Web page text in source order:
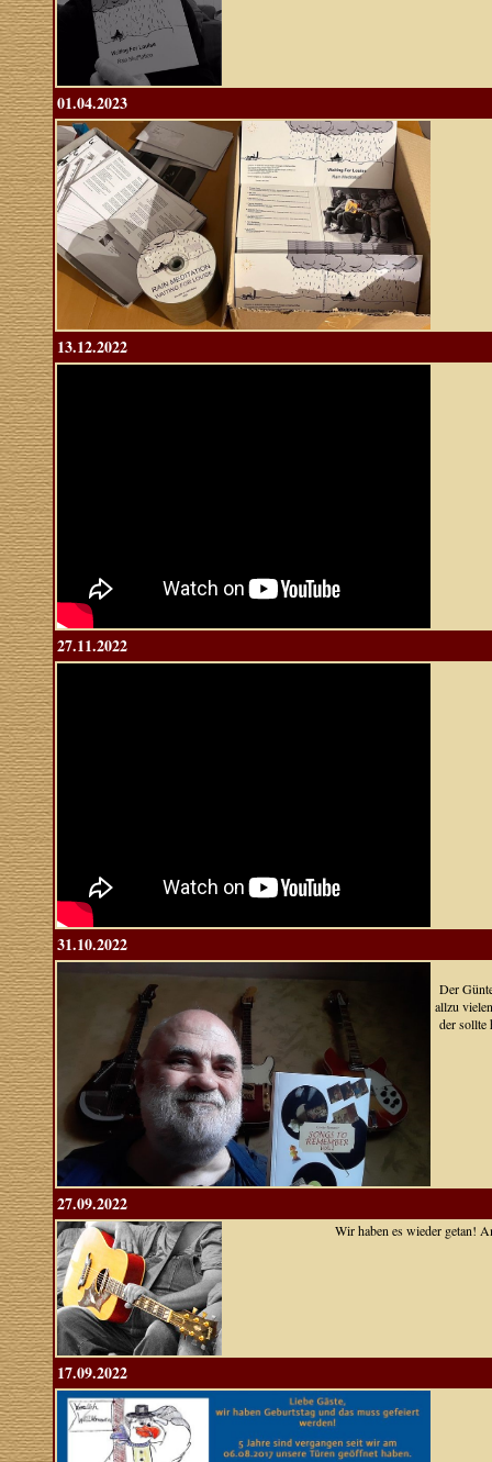
01.04.2023
13.12.2022
27.11.2022
31.10.2022
Der
allzu
der sollte
27.09.2022
Wir haben es wieder getan!
17.09.2022